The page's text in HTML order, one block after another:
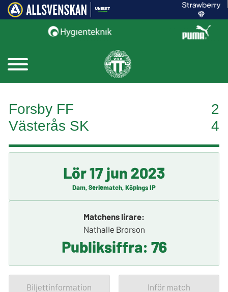
Forsby FF
2
Västerås SK
4
Lör 17 jun 2023
Dam, Seriematch, Köpings IP
Matchens lirare:
Nathalie Brorson
Publiksiffra: 76
Biljettinformation Inför match